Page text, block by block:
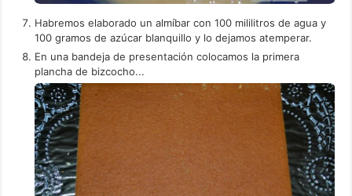
Habremos elaborado un almíbar con 100 mililitros de agua y
100 gramos de azúcar blanquillo y lo dejamos atemperar.
En una bandeja de presentación colocamos la primera
plancha de bizcocho...